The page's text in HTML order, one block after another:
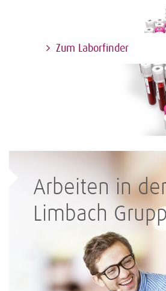
Zum Laborfinder
Arbeiten in
Limbach